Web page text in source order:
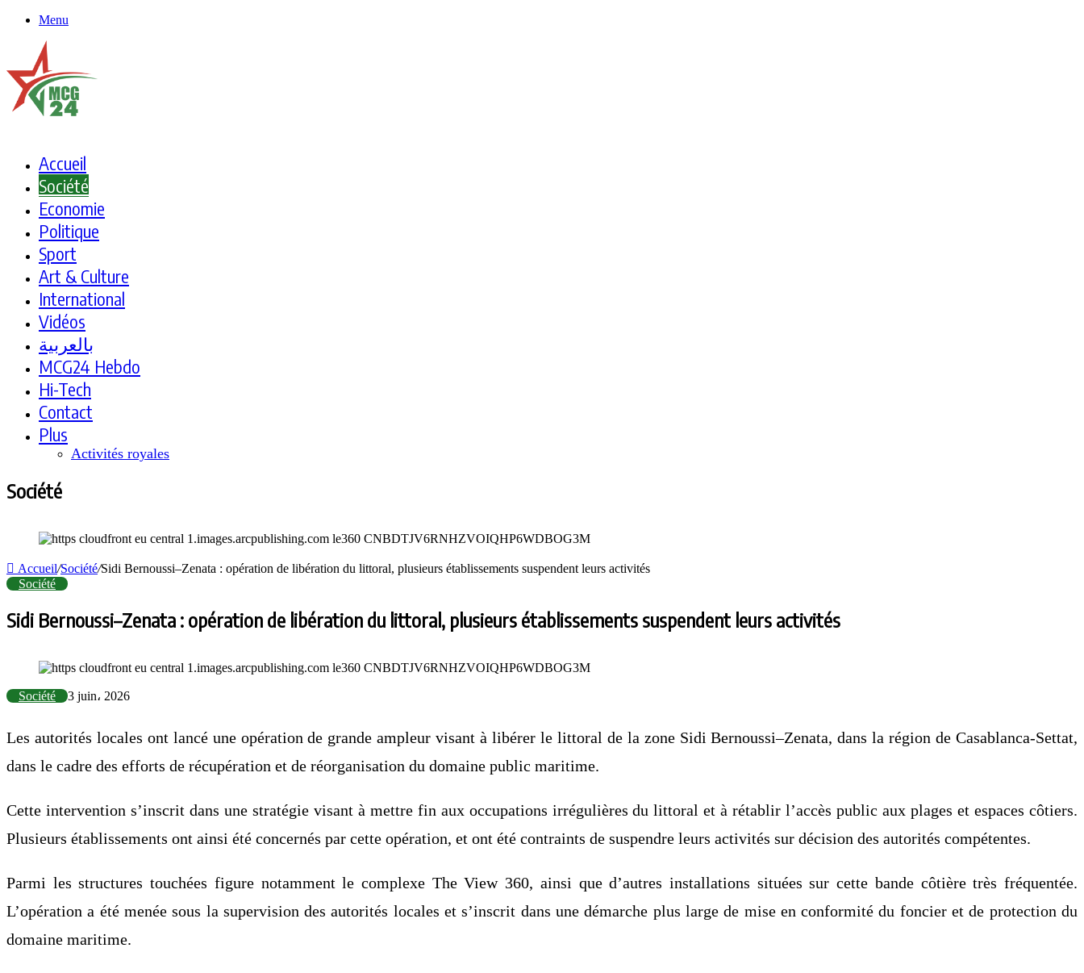
Menu
Accueil
Société
Economie
Politique
Sport
Art & Culture
International
Vidéos
بالعربية
MCG24 Hebdo
Hi-Tech
Contact
Plus
Activités royales
Société
Accueil/Société/Sidi Bernoussi–Zenata : opération de libération du littoral, plusieurs établissements suspendent leurs activités
Société
Sidi Bernoussi–Zenata : opération de libération du littoral, plusieurs établissements suspendent leurs activités
Société 3 juin، 2026
Les autorités locales ont lancé une opération de grande ampleur visant à libérer le littoral de la zone Sidi Bernoussi–Zenata, dans la région de Casablanca-Settat,
dans le cadre des efforts de récupération et de réorganisation du domaine public maritime.
Cette intervention s’inscrit dans une stratégie visant à mettre fin aux occupations irrégulières du littoral et à rétablir l’accès public aux plages et espaces côtiers.
Plusieurs établissements ont ainsi été concernés par cette opération, et ont été contraints de suspendre leurs activités sur décision des autorités compétentes.
Parmi les structures touchées figure notamment le complexe The View 360, ainsi que d’autres installations situées sur cette bande côtière très fréquentée.
L’opération a été menée sous la supervision des autorités locales et s’inscrit dans une démarche plus large de mise en conformité du foncier et de protection du
domaine maritime.